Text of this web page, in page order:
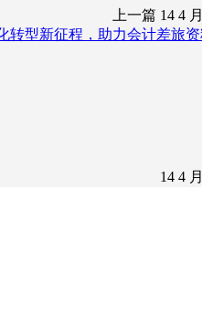
上一篇 14 4
转型新征程，助力会计差旅
14 4